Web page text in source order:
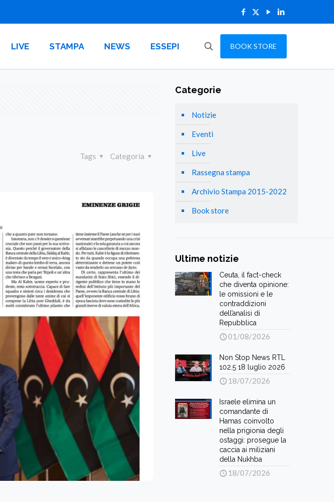
LIVE STAMPA NEWS ESSEPI BOOK STORE
Categoria
Tags
Categorie
Notizie
Eventi
Live
Rassegna stampa
Archivio Stampa 2015-2022
Book store
Ultime notizie
Ceuta, il fact-check
che diventa opinione:
le omissioni e le
contraddizioni
dell’analisi di
Repubblica
01/08/2026
Non Stop News RTL
102.5 18 luglio 2026
18/07/2026
Israele elimina un
comandante di
Hamas coinvolto
nella prigionia degli
ostaggi: prosegue la
caccia ai miliziani
della Nukhba
18/07/2026